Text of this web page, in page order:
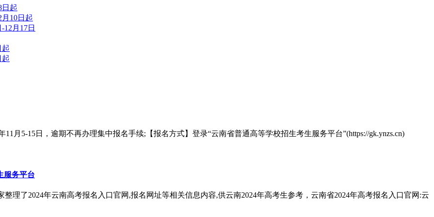
日起
10日起
12月17日
起
起
月5-15日，逾期不再办理集中报名手续;【报名方式】登录“云南省普通高等学校招生考生服务平台”(https://gk.ynzs.cn)
服务平台
理了2024年云南高考报名入口官网,报名网址等相关信息内容,供云南2024年高考生参考，云南省2024年高考报名入口官网:云